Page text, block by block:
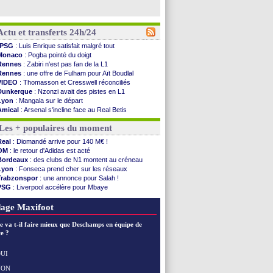
et transferts 24h/24
PSG : Luis Enrique satisfait malgré tout
: Pogba pointé du doigt
: Zabiri n'est pas fan de la L1
: une offre de Fulham pour Aït Boudlal
: Thomasson et Cresswell réconciliés
: Nzonzi avait des pistes en L1
: Mangala sur le départ
: Arsenal s'incline face au Real Betis
: lourde défaite pour le PSG
City: Maresca flou pour Reijnders
: Fenerbahçe prend une belle option
Diriyah: Mbemba arrive libre (officiel)
: le plan d'Alvarez à son retour
: premier succès pour Brest
: le joli but de Greenwood avec le Fener !
2030: une promesse d'Infantino au Maroc ...
: la compo pour le premier match amical
: une nouvelle offre pour Vinicius
: Cabral a prolongé (officiel)
+ populaires du moment
: Diomandé arrive pour 140 M€ !
: le retour d'Adidas est acté
: des clubs de N1 montent au créneau
: Fonseca prend cher sur les réseaux
: une annonce pour Salah !
: Liverpool accélère pour Mbaye
: 3 joueurs écartés du groupe pro
Maxifoot
va t-il faire mieux que Deschamps en équipe de
?